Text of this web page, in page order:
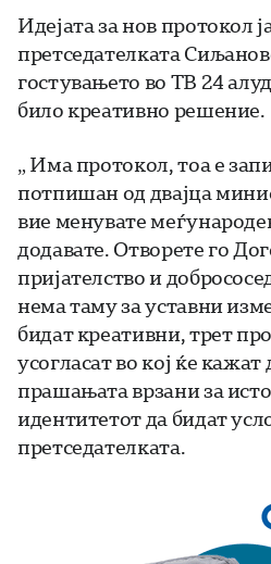
Идејата за нов протокол
претседателката
гостувањето во ТВ 24
било креативно решение.
„ Има протокол, тоа е
потпишан од двајца
вие менувате
додавате. Отворете го
пријателство и
нема таму за уставни
бидат креативни, трет
усогласат во кој ќе
прашањата врзани за
идентитетот да бидат
претседателката.